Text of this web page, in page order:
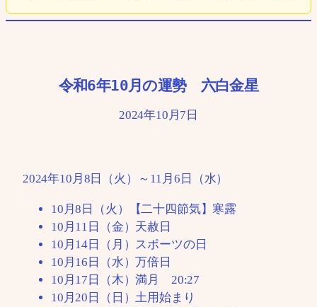
令和6年10月の運勢 六白金星
2024年10月7日
2024年10月8日（火）～11月6日（水）
10月8日（火）【二十四節気】寒露
10月11日（金）天赦日
10月14日（月）スポーツの日
10月16日（水）万倍日
10月17日（木）満月 20:27
10月20日（日）土用始まり